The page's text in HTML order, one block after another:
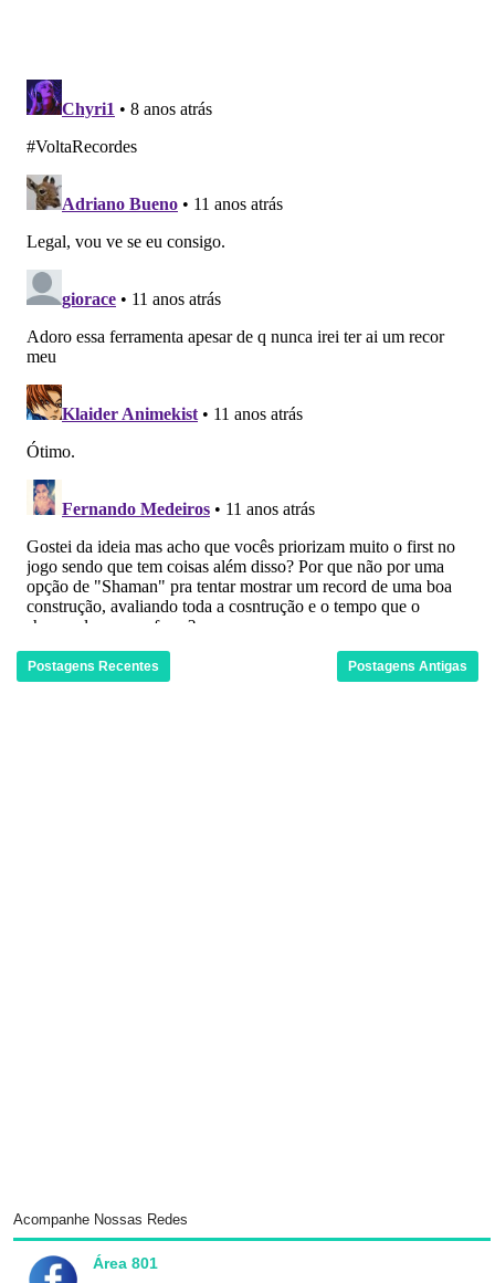
Postagens Recentes Postagens Antigas
Acompanhe Nossas Redes
Área 801